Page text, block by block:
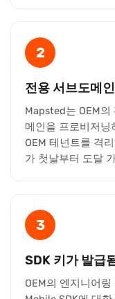
2
전용 서브도메
Mapsted는 OEM
메인을 프로비저닝
OEM 테넌트를 격
가 첫날부터 도달
3
SDK 키가 발급됨
OEM의 엔지니어